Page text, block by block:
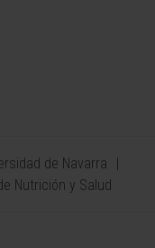
de Navarra
Nutrición y Salud